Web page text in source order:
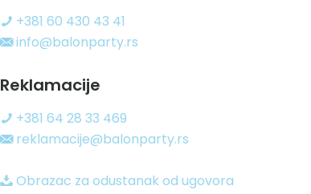
+381 60 430 43 41
info@balonparty.rs
Reklamacije
+381 64 28 33 469
reklamacije@balonparty.rs
Obrazac za odustanak od ugovora